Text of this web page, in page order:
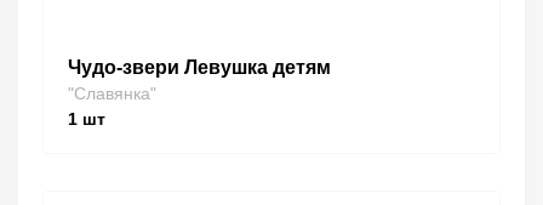
Чудо-звери Левушка детям
"Славянка"
1 шт